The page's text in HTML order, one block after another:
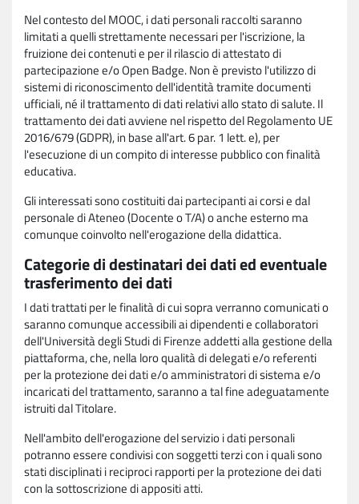
Nel contesto del MOOC, i dati personali raccolti saranno
limitati a quelli strettamente necessari per l'iscrizione, la
fruizione dei contenuti e per il rilascio di attestato di
partecipazione e/o Open Badge. Non è previsto l'utilizzo di
sistemi di riconoscimento dell'identità tramite documenti
ufficiali, né il trattamento di dati relativi allo stato di salute. Il
trattamento dei dati avviene nel rispetto del Regolamento UE
2016/679 (GDPR), in base all'art. 6 par. 1 lett. e), per
l'esecuzione di un compito di interesse pubblico con finalità
educativa.
Gli interessati sono costituiti dai partecipanti ai corsi e dal
personale di Ateneo (Docente o T/A) o anche esterno ma
comunque coinvolto nell'erogazione della didattica.
Categorie di destinatari dei dati ed eventuale
trasferimento dei dati
I dati trattati per le finalità di cui sopra verranno comunicati o
saranno comunque accessibili ai dipendenti e collaboratori
dell'Università degli Studi di Firenze addetti alla gestione della
piattaforma, che, nella loro qualità di delegati e/o referenti
per la protezione dei dati e/o amministratori di sistema e/o
incaricati del trattamento, saranno a tal fine adeguatamente
istruiti dal Titolare.
Nell'ambito dell'erogazione del servizio i dati personali
potranno essere condivisi con soggetti terzi con i quali sono
stati disciplinati i reciproci rapporti per la protezione dei dati
con la sottoscrizione di appositi atti.